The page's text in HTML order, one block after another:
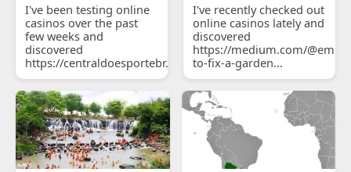
I've been testing online
casinos over the past
few weeks and
discovered
https://centraldoesportebr.substack.com/p/cucure...
I've recently checked out
online casinos lately and
discovered
https://medium.com/
to-fix-a-garden...